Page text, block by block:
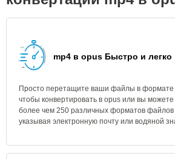
mp4 в opus Быстро и легко
Просто перетащите ваши файлы в формате
чтобы конвертировать в opus или вы можете
более чем 250 различных форматов файлов
указывая электронную почту или водяной